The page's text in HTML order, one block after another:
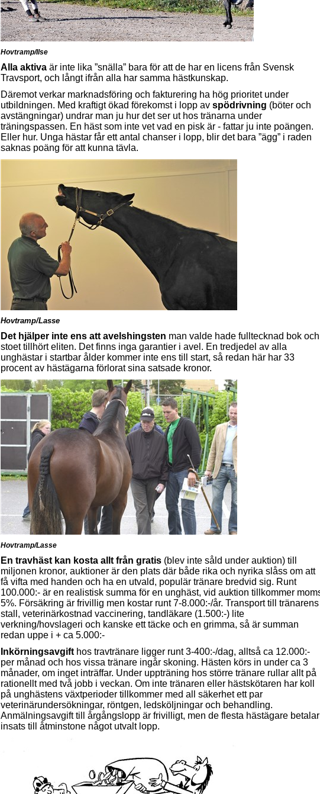
Hovtramp/Ilse
Alla aktiva är inte lika ”snälla” bara för att de har en licens från Svensk
Travsport, och långt ifrån alla har samma hästkunskap.
Däremot verkar marknadsföring och fakturering ha hög prioritet under
utbildningen. Med kraftigt ökad förekomst i lopp av spödrivning (böter och
avstängningar) undrar man ju hur det ser ut hos tränarna under
träningspassen. En häst som inte vet vad en pisk är - fattar ju inte poängen.
Eller hur. Unga hästar får ett antal chanser i lopp, blir det bara ”ägg” i raden
saknas poäng för att kunna tävla.
Hovtramp/Lasse
Det hjälper inte ens att avelshingsten man valde hade fulltecknad bok och
stoet tillhört eliten. Det finns inga garantier i avel. En tredjedel av alla
unghästar i startbar ålder kommer inte ens till start, så redan här har 33
procent av hästägarna förlorat sina satsade kronor.
Hovtramp/Lasse
En travhäst kan kosta allt från gratis (blev inte såld under auktion) till
miljonen kronor, auktioner är den plats där både rika och nyrika slåss om att
få vifta med handen och ha en utvald, populär tränare bredvid sig. Runt
100.000:- är en realistisk summa för en unghäst, vid auktion tillkommer
5%. Försäkring är frivillig men kostar runt 7-8.000:-/år. Transport till tränarens
stall, veterinärkostnad vaccinering, tandläkare (1.500:-) lite
verkning/hovslageri och kanske ett täcke och en grimma, så är summan
redan uppe i + ca 5.000:-
Inkörningsavgift hos travtränare ligger runt 3-400:-/dag, alltså ca 12.000:-
per månad och hos vissa tränare ingår skoning. Hästen körs in under ca 3
månader, om inget inträffar. Under uppträning hos större tränare rullar allt på
rationellt med två jobb i veckan. Om inte tränaren eller hästskötaren har koll
på unghästens växtperioder tillkommer med all säkerhet ett par
veterinärundersökningar, röntgen, ledsköljningar och behandling.
Anmälningsavgift till årgångslopp är frivilligt, men de flesta hästägare betalar
insats till åtminstone något utvalt lopp.